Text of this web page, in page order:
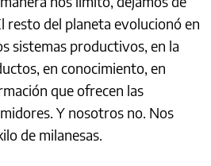
resto del planeta evolucionó en
sistemas productivos, en la
en conocimiento, en
que ofrecen las
Y nosotros no. Nos
de milanesas.